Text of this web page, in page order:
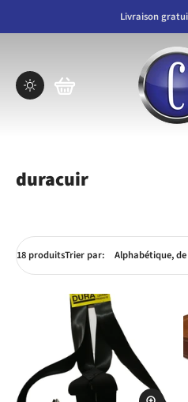
Livraison
duracuir
18 produitsTrier par: